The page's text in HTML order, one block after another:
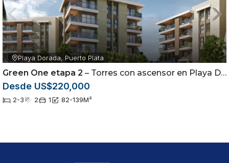
Playa Dorada, Puerto Plata
Green One etapa 2 – Torres con ascensor en Playa Dorada, Puerto Plata
Desde US$220,000
2-3 2 1 82-139M²